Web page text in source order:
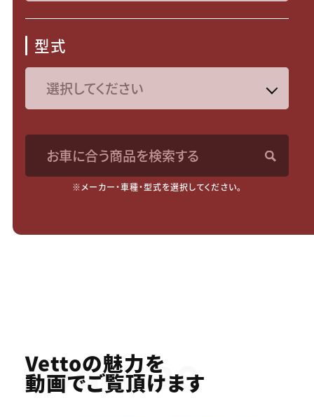
型式
お車に合う商品を検索する
※メーカー・車種・型式を選択してください。
Youtube
Vettoの魅力を
動画でご覧頂けます